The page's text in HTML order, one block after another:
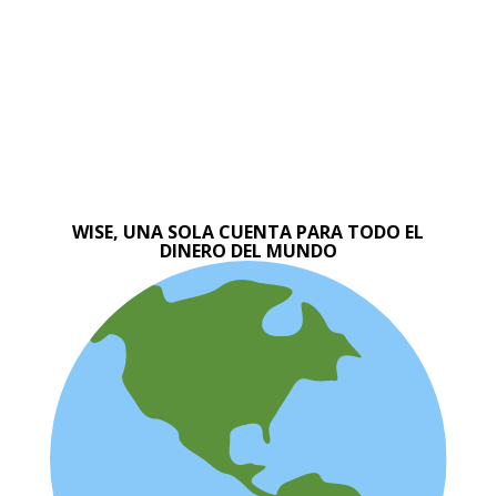
WISE, UNA SOLA CUENTA PARA TODO EL
DINERO DEL MUNDO